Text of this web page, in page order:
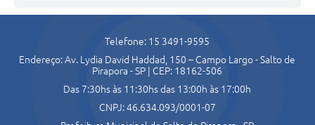
do
Telefone: 15 3491-9595
Endereço: Av. Lydia David Haddad, 150 – Campo Largo - Salto de
Pirapora - SP | CEP: 18162-506
Das 7:30hs às 11:30hs das 13:00h às 17:00h
CNPJ: 46.634.093/0001-07